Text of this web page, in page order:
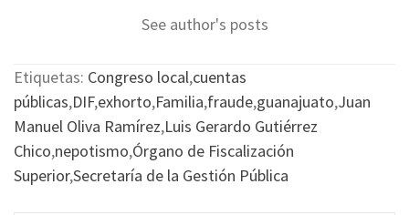
See author's posts
Etiquetas: Congreso local,cuentas
públicas,DIF,exhorto,Familia,fraude,guanajuato,Juan
Manuel Oliva Ramírez,Luis Gerardo Gutiérrez
Chico,nepotismo,Órgano de Fiscalización
Superior,Secretaría de la Gestión Pública